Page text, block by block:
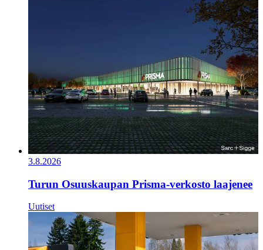
3.8.2026
Turun Osuuskaupan Prisma-verkosto laajenee
Uutiset